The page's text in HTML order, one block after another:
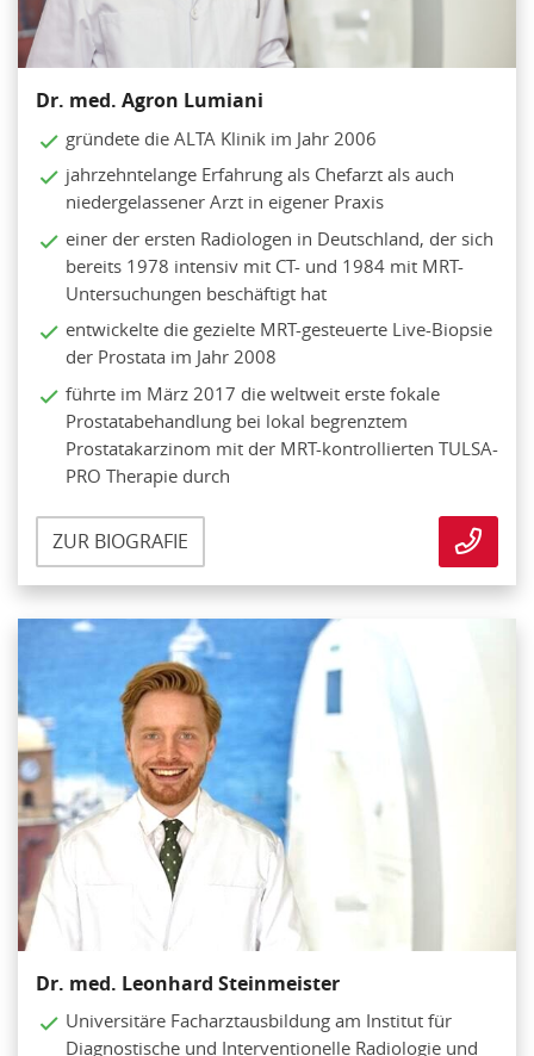
Dr. med. Agron Lumiani
gründete die ALTA Klinik im Jahr 2006
jahrzehntelange Erfahrung als Chefarzt als auch
niedergelassener Arzt in eigener Praxis
einer der ersten Radiologen in Deutschland, der sich
bereits 1978 intensiv mit CT- und 1984 mit MRT-
Untersuchungen beschäftigt hat
entwickelte die gezielte MRT-gesteuerte Live-Biopsie
der Prostata im Jahr 2008
führte im März 2017 die weltweit erste fokale
Prostatabehandlung bei lokal begrenztem
Prostatakarzinom mit der MRT-kontrollierten TULSA-
PRO Therapie durch
ZUR BIOGRAFIE
Dr. med. Leonhard Steinmeister
Universitäre Facharztausbildung am Institut für
Diagnostische und Interventionelle Radiologie und